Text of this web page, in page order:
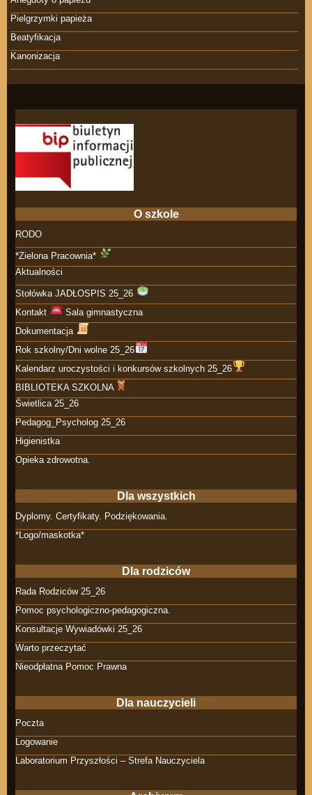
Pielgrzymki papieża
Beatyfikacja
Kanonizacja
O szkole
RODO
*Zielona Pracownia*
Aktualności
Stołówka JADŁOSPIS 25_26
Kontakt
Sala gimnastyczna
Dokumentacja
Rok szkolny/Dni wolne 25_26
Kalendarz uroczystości i konkursów szkolnych 25_26
BIBLIOTEKA SZKOLNA
Świetlica 25_26
Pedagog_Psycholog 25_26
Higienistka
Opieka zdrowotna.
Dla wszystkich
Dyplomy. Certyfikaty. Podziękowania.
*Logo/maskotka*
Dla rodziców
Rada Rodziców 25_26
Pomoc psychologiczno-pedagogiczna.
Konsultacje Wywiadówki 25_26
Warto przeczytać
Nieodpłatna Pomoc Prawna
Dla nauczycieli
Poczta
Logowanie
Laboratorium Przyszłości – Strefa Nauczyciela